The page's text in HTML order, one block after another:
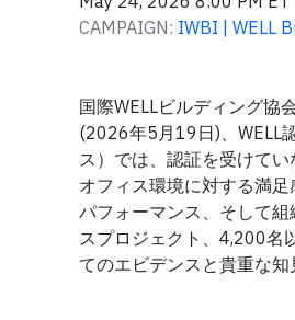
CAMPAIGN: IWBI | WELL
国際WELLビルディング協
(2026年5月19日)、WELL
ス）では、認証を受けて
オフィス環境に対する満
パフォーマンス、そして
スプロジェクト、4,200名
てのエビデンスと貴重な知